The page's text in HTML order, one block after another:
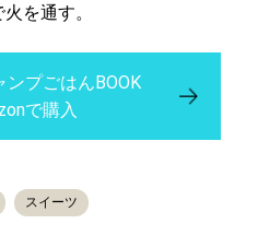
を通す。
ンプごはんBOOK
で購入
スイーツ